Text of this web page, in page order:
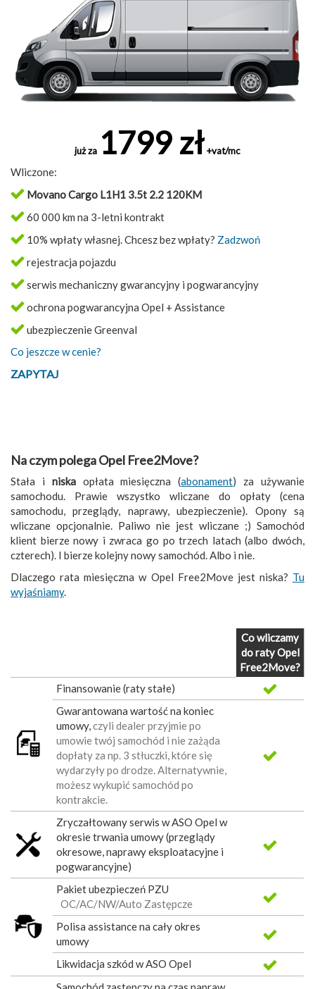
już za 1799 zł +vat/mc
Wliczone:
Movano Cargo L1H1 3.5t 2.2 120KM
60 000 km na 3-letni kontrakt
10% wpłaty własnej. Chcesz bez wpłaty? Zadzwoń
rejestracja pojazdu
serwis mechaniczny gwarancyjny i pogwarancyjny
ochrona pogwarancyjna Opel + Assistance
ubezpieczenie Greenval
Co jeszcze w cenie?
ZAPYTAJ
Na czym polega Opel Free2Move?
Stała i niskaopłata miesięczna (abonament) za używanie
samochodu. Prawie wszystko wliczane do opłaty (cena
samochodu, przeglądy, naprawy, ubezpieczenie). Opony są
wliczane opcjonalnie. Paliwo nie jest wliczane ;) Samochód
klient bierze nowy i zwraca go po trzech latach (albo dwóch,
czterech). I bierze kolejny nowy samochód. Albo i nie.
Dlaczego rata miesięczna w Opel Free2Move jest niska? Tu
wyjaśniamy.
Co wliczamy
do raty Opel
Free2Move?
Finansowanie (raty stałe)
Gwarantowana wartość na koniec
umowy,czyli dealer przyjmie po
umowie twój samochód i nie zażąda
dopłaty za np. 3 stłuczki, które się
wydarzyły po drodze. Alternatywnie,
możesz wykupić samochód po
kontrakcie.
Zryczałtowany serwis w ASO Opel w
okresie trwania umowy (przeglądy
okresowe, naprawy eksploatacyjne i
pogwarancyjne)
Pakiet ubezpieczeń PZU
OC/AC/NW/Auto Zastępcze
Polisa assistance na cały okres
umowy
Likwidacja szkód w ASO Opel